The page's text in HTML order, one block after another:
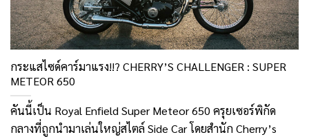
กระแสไซด์คาร์มาแรง!!? CHERRY’S CHALLENGER : SUPER
METEOR 650
คันนี้เป็น Royal Enfield Super Meteor 650 ครุยเซอร์พิกัด
กลางที่ถูกนำมาเล่นใหญ่สไตล์ Side Car โดยสำนัก Cherry’s